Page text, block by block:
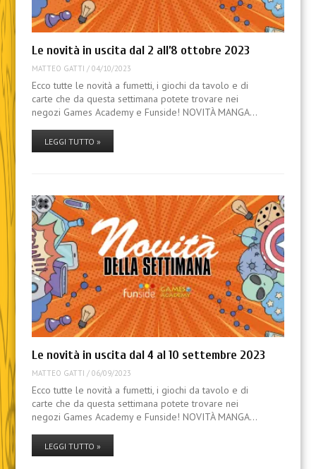
Le novità in uscita dal 2 all’8 ottobre 2023
MATTEO GATTI / 04/10/2023
Ecco tutte le novità a fumetti, i giochi da tavolo e di
carte che da questa settimana potete trovare nei
negozi Games Academy e Funside! NOVITÀ MANGA…
LEGGI TUTTO »
Le novità in uscita dal 4 al 10 settembre 2023
MATTEO GATTI / 06/09/2023
Ecco tutte le novità a fumetti, i giochi da tavolo e di
carte che da questa settimana potete trovare nei
negozi Games Academy e Funside! NOVITÀ MANGA…
LEGGI TUTTO »